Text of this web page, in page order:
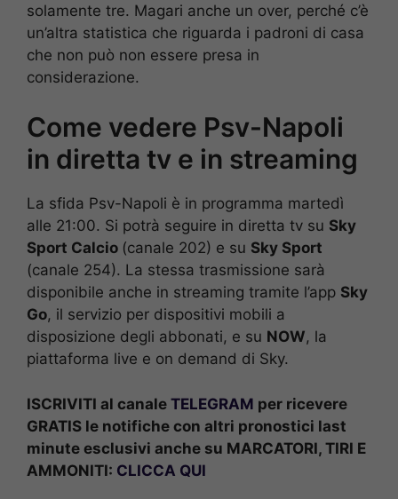
solamente tre. Magari anche un over, perché c’è
un’altra statistica che riguarda i padroni di casa
che non può non essere presa in
considerazione.
Come vedere Psv-Napoli
in diretta tv e in streaming
La sfida Psv-Napoli è in programma martedì
alle 21:00. Si potrà seguire in diretta tv su Sky
Sport Calcio (canale 202) e su Sky Sport
(canale 254). La stessa trasmissione sarà
disponibile anche in streaming tramite l’app Sky
Go, il servizio per dispositivi mobili a
disposizione degli abbonati, e su NOW, la
piattaforma live e on demand di Sky.
ISCRIVITI al canale TELEGRAM per ricevere
GRATIS le notifiche con altri pronostici last
minute esclusivi anche su MARCATORI, TIRI E
AMMONITI: CLICCA QUI